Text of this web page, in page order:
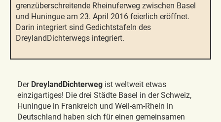
grenzüberschreitende Rheinuferweg zwischen Basel
und Huningue am 23. April 2016 feierlich eröffnet.
Darin integriert sind Gedichtstafeln des
DreylandDichterwegs integriert.
Der DreylandDichterweg ist weltweit etwas
einzigartiges! Die drei Städte Basel in der Schweiz,
Huningue in Frankreich und Weil-am-Rhein in
Deutschland haben sich für einen gemeinsamen